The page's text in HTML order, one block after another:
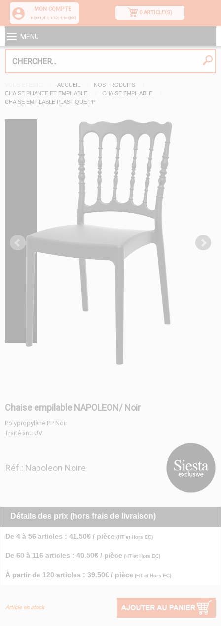
MON COMPTE
Inscription/Connexion
0 ARTICLE(S)
MENU
ACCUEIL
NOS PRODUITS
CHAISE PLIANTE ET EMPILABLE
CHAISE EMPILABLE
CHAISE EMPILABLE PLASTIQUE PP
Chaise empilable NAPOLEON/ Noir
Polypropylène PP Noir
Traité anti UV
Réf.: Napoleon Noire
Détails des prix (hors frais de livraison)
De 4 à 56 articles : 41.50€ / pièce (HT et Hors EC)
De 60 à 116 articles : 40.50€ / pièce (HT et Hors EC)
À partir de 120 articles : 39.50€ / pièce (HT et Hors EC)
Article en stock